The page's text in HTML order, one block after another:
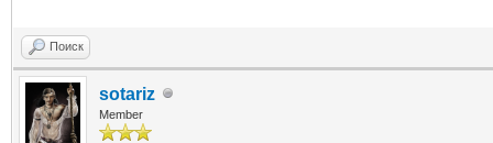
Поиск
sotariz
Member